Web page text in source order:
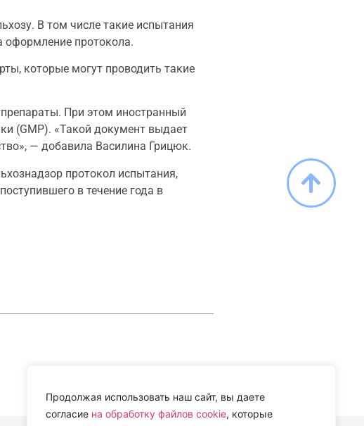
Продолжая использовать наш сайт, вы даете
согласие на обработку файлов cookie, которые
В том числе такие испытания
протокола.
которые могут проводить такие
При этом иностранный
(GMP). «Такой документ выдает
— добавила Василина Грицюк.
протокол испытания,
в течение года в